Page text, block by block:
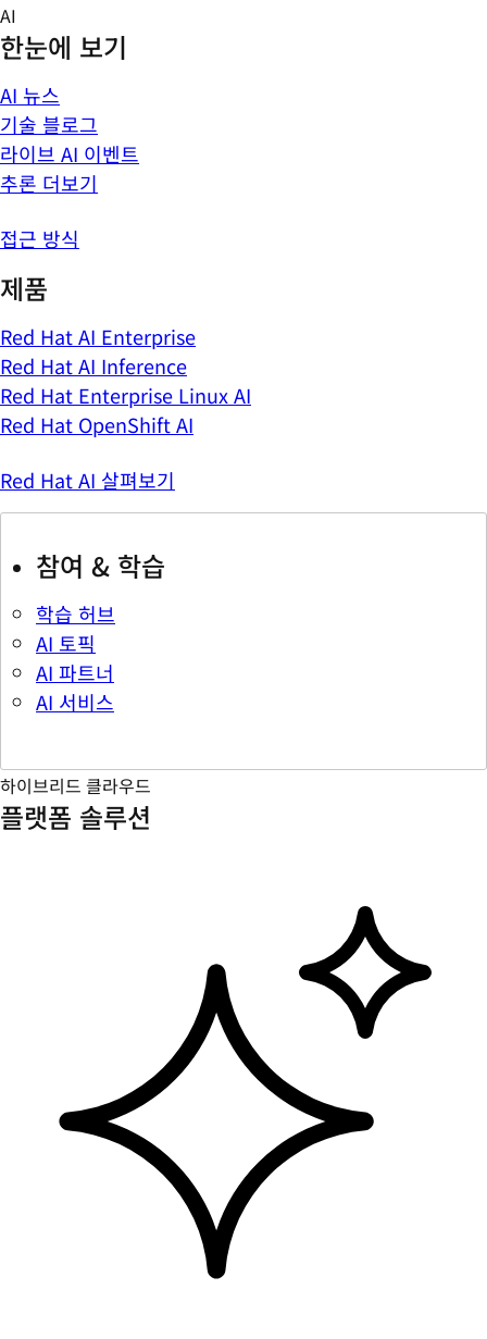
Skip
to
content
AI
한눈에 보기
AI 뉴스
기술 블로그
라이브 AI 이벤트
추론 더보기
접근 방식
제품
Red Hat AI Enterprise
Red Hat AI Inference
Red Hat Enterprise Linux AI
Red Hat OpenShift AI
Red Hat AI 살펴보기
참여 & 학습
학습 허브
AI 토픽
AI 파트너
AI 서비스
하이브리드 클라우드
플랫폼 솔루션